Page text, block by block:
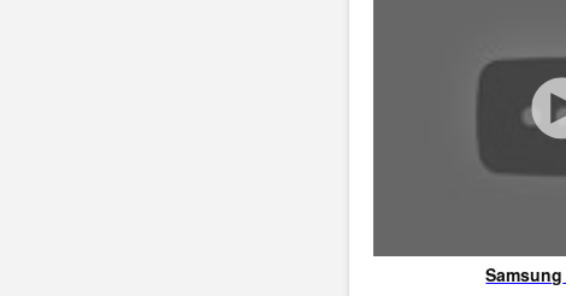
Samsung